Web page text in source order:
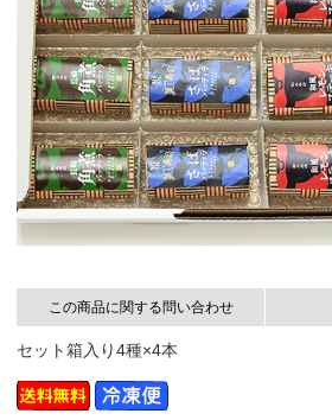
この商品に関する問い合わせ
セット箱入り4種×4本